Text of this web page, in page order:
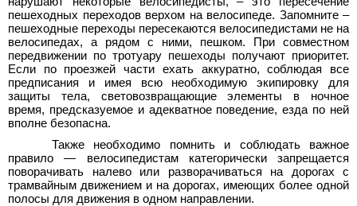
пешеходных переходов верхом на велосипеде. Запомните –
пешеходные переходы пересекаются велосипедистами не на
велосипедах, а рядом с ними, пешком. При совместном
передвижении по тротуару пешеходы получают приоритет.
Если по проезжей части ехать аккуратно, соблюдая все
предписания и имея всю необходимую экипировку для
защиты тела, световозвращающие элементы в ночное
время, предсказуемое и адекватное поведение, езда по ней
вполне безопасна.
Также необходимо помнить и соблюдать важное
правило— велосипедистам категорически запрещается
поворачивать налево или разворачиваться на дорогах с
трамвайным движением и на дорогах, имеющих более одной
полосы для движения в одном направлении.